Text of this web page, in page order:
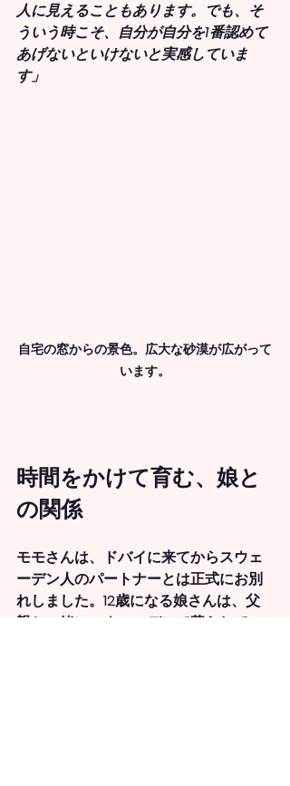
人に見えることもあります。でも、そ
ういう時こそ、自分が自分を1番認めて
あげないといけないと実感していま
す」
自宅の窓からの景色。広大な砂漠が広がって
います。
時間をかけて育む、娘と
の関係
モモさんは、ドバイに来てからスウェ
ーデン人のパートナーとは正式にお別
れしました。12歳になる娘さんは、父
親と一緒にスウェーデンで暮らしてい